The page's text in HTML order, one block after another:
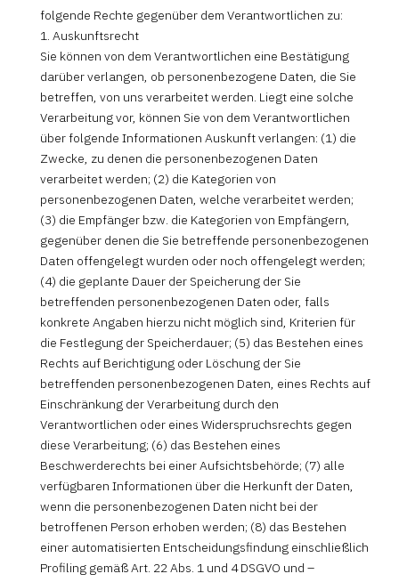
folgende Rechte gegenüber dem Verantwortlichen zu:
1. Auskunftsrecht
Sie können von dem Verantwortlichen eine Bestätigung
darüber verlangen, ob personenbezogene Daten, die Sie
betreffen, von uns verarbeitet werden. Liegt eine solche
Verarbeitung vor, können Sie von dem Verantwortlichen
über folgende Informationen Auskunft verlangen: (1) die
Zwecke, zu denen die personenbezogenen Daten
verarbeitet werden; (2) die Kategorien von
personenbezogenen Daten, welche verarbeitet werden;
(3) die Empfänger bzw. die Kategorien von Empfängern,
gegenüber denen die Sie betreffende personenbezogenen
Daten offengelegt wurden oder noch offengelegt werden;
(4) die geplante Dauer der Speicherung der Sie
betreffenden personenbezogenen Daten oder, falls
konkrete Angaben hierzu nicht möglich sind, Kriterien für
die Festlegung der Speicherdauer; (5) das Bestehen eines
Rechts auf Berichtigung oder Löschung der Sie
betreffenden personenbezogenen Daten, eines Rechts auf
Einschränkung der Verarbeitung durch den
Verantwortlichen oder eines Widerspruchsrechts gegen
diese Verarbeitung; (6) das Bestehen eines
Beschwerderechts bei einer Aufsichtsbehörde; (7) alle
verfügbaren Informationen über die Herkunft der Daten,
wenn die personenbezogenen Daten nicht bei der
betroffenen Person erhoben werden; (8) das Bestehen
einer automatisierten Entscheidungsfindung einschließlich
Profiling gemäß Art. 22 Abs. 1 und 4 DSGVO und –